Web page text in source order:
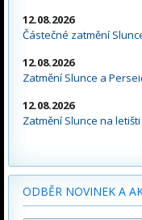
12.08.2026
Částečné zatmění
12.08.2026
Zatmění Slunce a
12.08.2026
Zatmění Slunce na letišti
ODBĚR NOVINEK A